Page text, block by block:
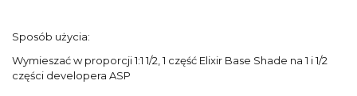
Sposób użycia:
Wymieszać w proporcji 1:1 1/2, 1 część Elixir Base Shade na 1 i 1/2
części developera ASP